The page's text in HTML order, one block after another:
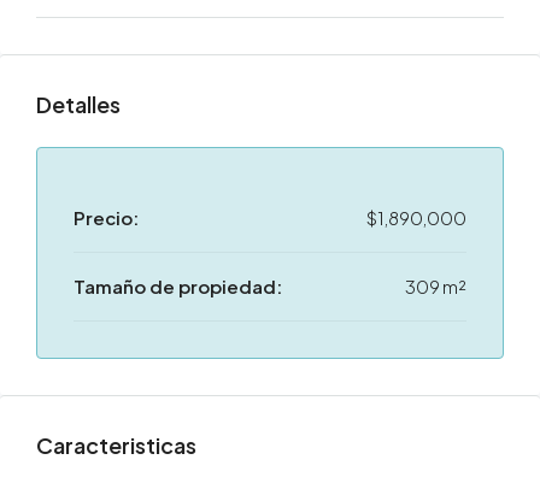
Detalles
Precio: $1,890,000
Tamaño de propiedad: 309 m²
Caracteristicas